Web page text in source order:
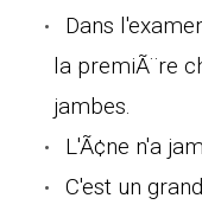
Dans
la premiÃ¨re
jambes.
L'Ã¢ne n'a
C'est un